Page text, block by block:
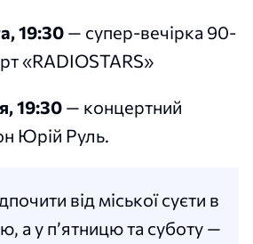
19:30 — супер-вечірка 90-
«RADIOSTARS»
19:30 — концертний
Юрій Руль.
від міської суєти в
а у пʼятницю та суботу —